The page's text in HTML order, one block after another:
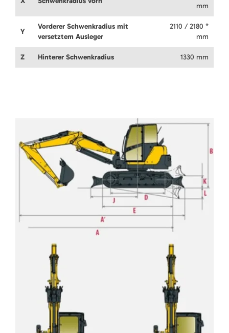
mm
Y
Vorderer Schwenkradius mit
versetztem Ausleger
2110 / 2180 *
mm
Z Hinterer Schwenkradius 1330 mm